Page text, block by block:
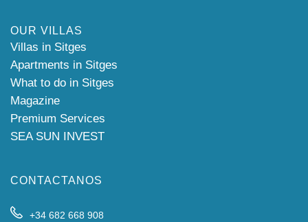
OUR VILLAS
Villas in Sitges
Apartments in Sitges
What to do in Sitges
Magazine
Premium Services
SEA SUN INVEST
CONTACTANOS
+34 682 668 908